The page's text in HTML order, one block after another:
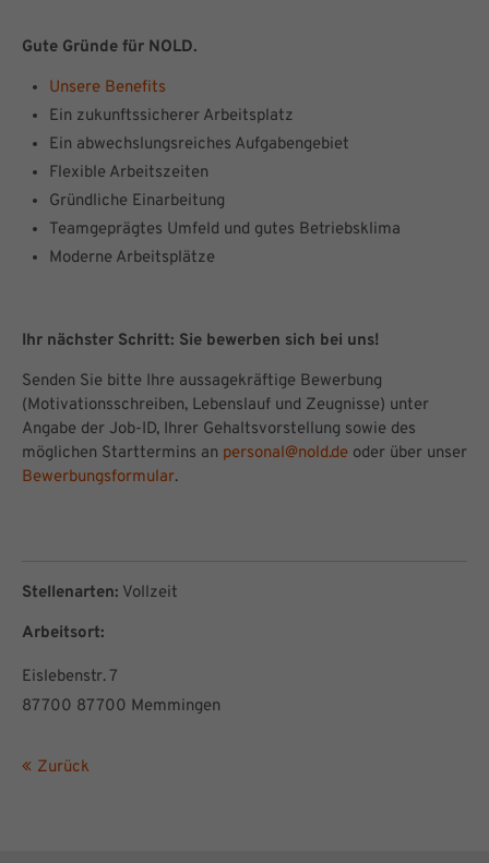
Gute Gründe für NOLD.
Unsere Benefits
Ein zukunftssicherer Arbeitsplatz
Ein abwechslungsreiches Aufgabengebiet
Flexible Arbeitszeiten
Gründliche Einarbeitung
Teamgeprägtes Umfeld und gutes Betriebsklima
Moderne Arbeitsplätze
Ihr nächster Schritt: Sie bewerben sich bei uns!
Senden Sie bitte Ihre aus­sage­kräftige Bewerbung
(Moti­vations­schreiben, Lebens­lauf und Zeug­nisse) unter
Angabe der Job-ID, Ihrer Gehalts­vor­stellung sowie des
mög­lichen Start­termins an personal@nold.de oder über unser
Bewerbungsformular.
Stellenarten: Vollzeit
Arbeitsort:
Eislebenstr. 7
87700 87700 Memmingen
Zurück